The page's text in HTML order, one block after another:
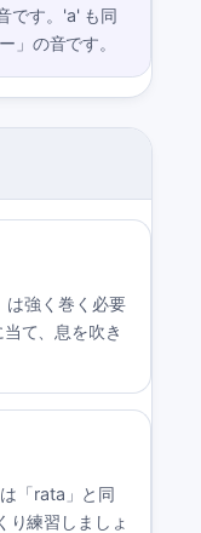
です。'a' も同
」の音です。
は強く巻く必要
て、息を吹き
「rata」と同
り練習しましょ